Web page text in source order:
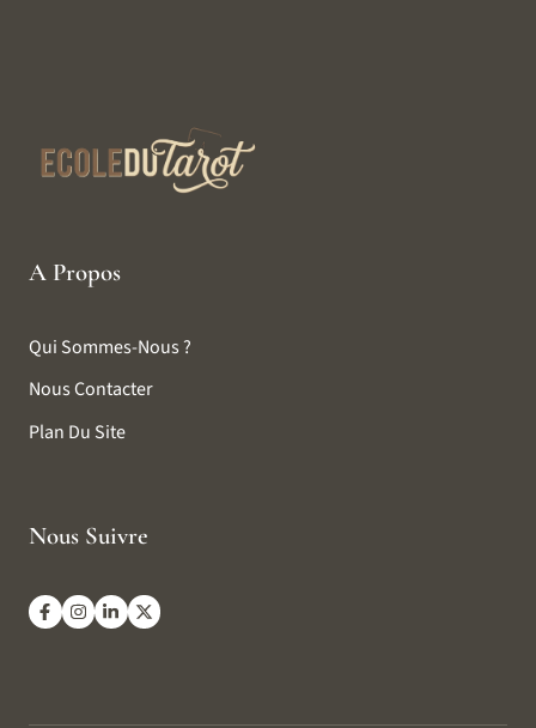
A Propos
Qui Sommes-Nous ?
Nous Contacter
Plan Du Site
Nous Suivre